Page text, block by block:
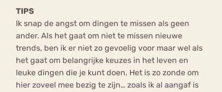
TIPS
Ik snap de angst om dingen te missen als geen
ander. Als het gaat om niet te missen nieuwe
trends, ben ik er niet zo gevoelig voor maar wel als
het gaat om belangrijke keuzes in het leven en
leuke dingen die je kunt doen. Het is zo zonde om
hier zoveel mee bezig te zijn… zoals ik al aangaf is